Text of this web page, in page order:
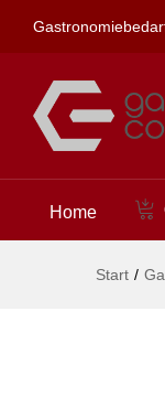
Home
Start /